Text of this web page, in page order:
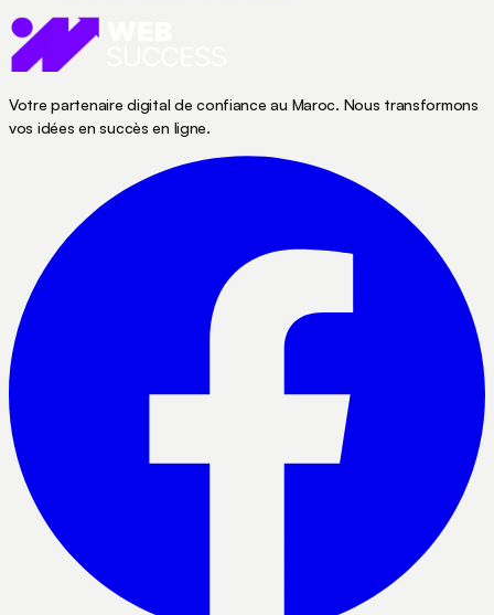
Votre partenaire digital de confiance au Maroc. Nous transformons
vos idées en succès en ligne.